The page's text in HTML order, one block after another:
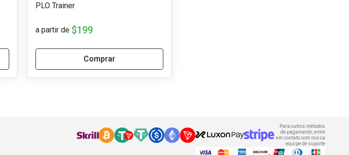
PLO Trainer
a partir de $199
Comprar
Para outros métodos
de pagamento, entre
em contato com nossa
equipe de suporte